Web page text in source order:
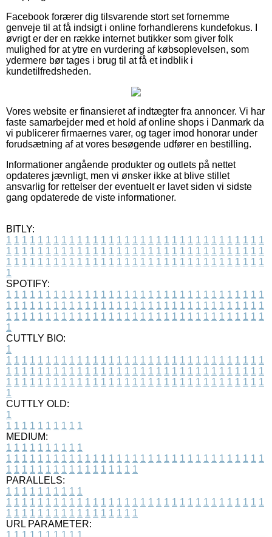
Facebook forærer dig tilsvarende stort set fornemme
genveje til at få indsigt i online forhandlerens kundefokus. I
øvrigt er der en række internet butikker som giver folk
mulighed for at ytre en vurdering af købsoplevelsen, som
ydermere bør tages i brug til at få et indblik i
kundetilfredsheden.
Vores website er finansieret af indtægter fra annoncer. Vi har
faste samarbejder med et hold af online shops i Danmark da
vi publicerer firmaernes varer, og tager imod honorar under
forudsætning af at vores besøgende udfører en bestilling.
Informationer angående produkter og outlets på nettet
opdateres jævnligt, men vi ønsker ikke at blive stillet
ansvarlig for rettelser der eventuelt er lavet siden vi sidste
gang opdaterede de viste informationer.
BITLY:
1 1 1 1 1 1 1 1 1 1 1 1 1 1 1 1 1 1 1 1 1 1 1 1 1 1 1 1 1 1 1 1 1
1 1 1 1 1 1 1 1 1 1 1 1 1 1 1 1 1 1 1 1 1 1 1 1 1 1 1 1 1 1 1 1 1
1 1 1 1 1 1 1 1 1 1 1 1 1 1 1 1 1 1 1 1 1 1 1 1 1 1 1 1 1 1 1 1 1
1
SPOTIFY:
1 1 1 1 1 1 1 1 1 1 1 1 1 1 1 1 1 1 1 1 1 1 1 1 1 1 1 1 1 1 1 1 1
1 1 1 1 1 1 1 1 1 1 1 1 1 1 1 1 1 1 1 1 1 1 1 1 1 1 1 1 1 1 1 1 1
1 1 1 1 1 1 1 1 1 1 1 1 1 1 1 1 1 1 1 1 1 1 1 1 1 1 1 1 1 1 1 1 1
1
CUTTLY BIO:
1
1 1 1 1 1 1 1 1 1 1 1 1 1 1 1 1 1 1 1 1 1 1 1 1 1 1 1 1 1 1 1 1 1
1 1 1 1 1 1 1 1 1 1 1 1 1 1 1 1 1 1 1 1 1 1 1 1 1 1 1 1 1 1 1 1 1
1 1 1 1 1 1 1 1 1 1 1 1 1 1 1 1 1 1 1 1 1 1 1 1 1 1 1 1 1 1 1 1 1
1
CUTTLY OLD:
1
1 1 1 1 1 1 1 1 1 1
MEDIUM:
1 1 1 1 1 1 1 1 1 1
1 1 1 1 1 1 1 1 1 1 1 1 1 1 1 1 1 1 1 1 1 1 1 1 1 1 1 1 1 1 1 1 1
1 1 1 1 1 1 1 1 1 1 1 1 1 1 1 1 1
PARALLELS:
1 1 1 1 1 1 1 1 1 1
1 1 1 1 1 1 1 1 1 1 1 1 1 1 1 1 1 1 1 1 1 1 1 1 1 1 1 1 1 1 1 1 1
1 1 1 1 1 1 1 1 1 1 1 1 1 1 1 1 1
URL PARAMETER:
1 1 1 1 1 1 1 1 1 1